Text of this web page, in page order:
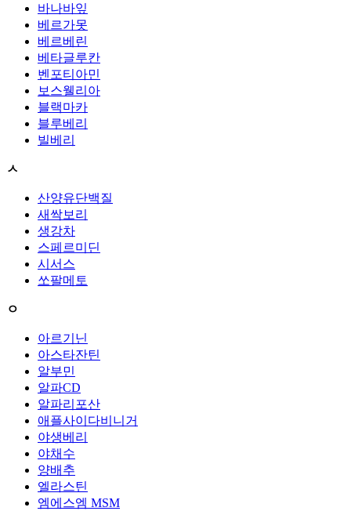
바나바잎
베르가못
베르베린
베타글루칸
벤포티아민
보스웰리아
블랙마카
블루베리
빌베리
ㅅ
산양유단백질
새싹보리
생강차
스페르미딘
시서스
쏘팔메토
ㅇ
아르기닌
아스타잔틴
알부민
알파CD
알파리포산
애플사이다비니거
야생베리
야채수
양배추
엘라스틴
엠에스엠 MSM